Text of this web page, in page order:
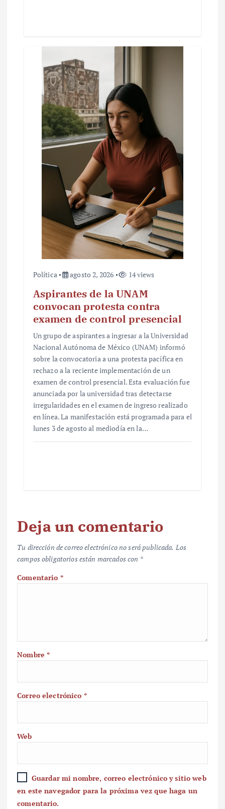
Política agosto 2, 2026 14 views
Aspirantes de la UNAM
convocan protesta contra
examen de control presencial
Un grupo de aspirantes a ingresar a la Universidad
Nacional Autónoma de México (UNAM) informó
sobre la convocatoria a una protesta pacífica en
rechazo a la reciente implementación de un
examen de control presencial. Esta evaluación fue
anunciada por la universidad tras detectarse
irregularidades en el examen de ingreso realizado
en línea. La manifestación está programada para el
lunes 3 de agosto al mediodía en la…
Deja un comentario
Tu dirección de correo electrónico no será publicada. Los
campos obligatorios están marcados con *
Comentario *
Nombre*
Correo electrónico *
Web
Guardar mi nombre, correo electrónico y sitio web
en este navegador para la próxima vez que haga un
comentario.